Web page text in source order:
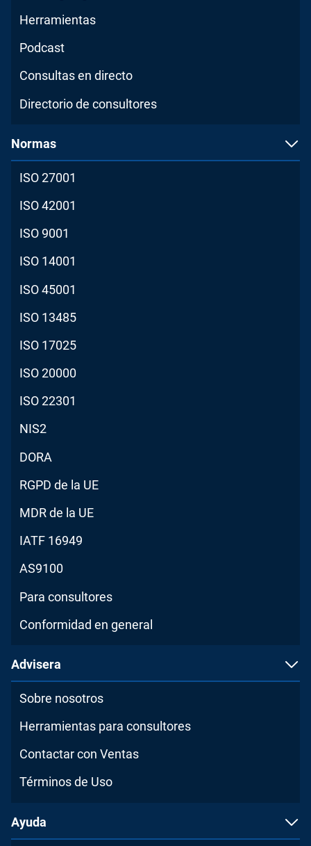
Herramientas
Podcast
Consultas en directo
Directorio de consultores
Normas
ISO 27001
ISO 42001
ISO 9001
ISO 14001
ISO 45001
ISO 13485
ISO 17025
ISO 20000
ISO 22301
NIS2
DORA
RGPD de la UE
MDR de la UE
IATF 16949
AS9100
Para consultores
Conformidad en general
Advisera
Sobre nosotros
Herramientas para consultores
Contactar con Ventas
Términos de Uso
Ayuda